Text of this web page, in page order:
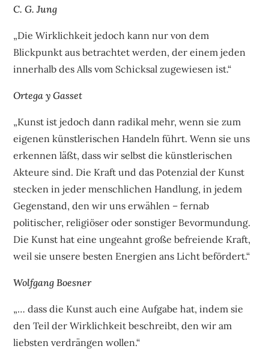
C. G. Jung
„Die Wirklichkeit jedoch kann nur von dem
Blickpunkt aus betrachtet werden, der einem jeden
innerhalb des Alls vom Schicksal zugewiesen ist.“
Ortega y Gasset
„Kunst ist jedoch dann radikal mehr, wenn sie zum
eigenen künstlerischen Handeln führt. Wenn sie uns
erkennen läßt, dass wir selbst die künstlerischen
Akteure sind. Die Kraft und das Potenzial der Kunst
stecken in jeder menschlichen Handlung, in jedem
Gegenstand, den wir uns erwählen – fernab
politischer, religiöser oder sonstiger Bevormundung.
Die Kunst hat eine ungeahnt große befreiende Kraft,
weil sie unsere besten Energien ans Licht befördert.“
Wolfgang Boesner
„… dass die Kunst auch eine Aufgabe hat, indem sie
den Teil der Wirklichkeit beschreibt, den wir am
liebsten verdrängen wollen.“